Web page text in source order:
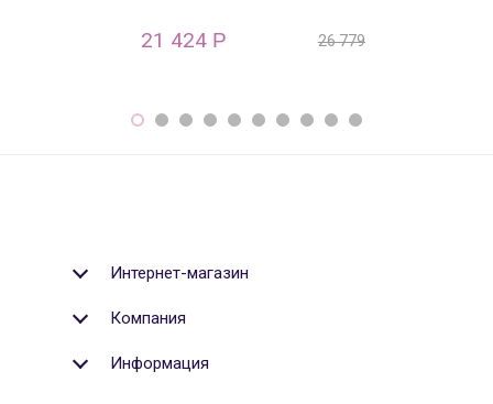
21 424 Р 26 779
Интернет-магазин
Компания
Информация